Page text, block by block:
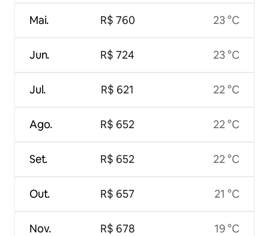
Mai.
Jun.
Jul.
Ago.
Set.
Out.
Nov.
R$ 760
R$ 724
R$ 621
R$ 652
R$ 652
R$ 657
R$ 678
23 °C
23 °C
22 °C
22 °C
22 °C
21 °C
19 °C